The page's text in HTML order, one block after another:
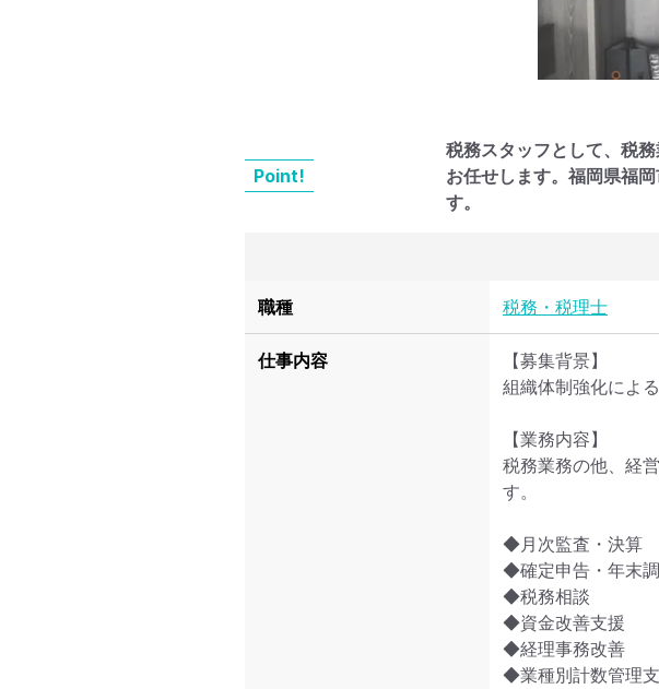
Point!
税務スタッフとして、税
お任せします。福岡県福
す。
職種 税務・税理士
仕事内容
【募集背景】
組織体制強化による
【業務内容】
税務業務の他、経
す。
◆月次監査・決算
◆確定申告・年末
◆税務相談
◆資金改善支援
◆経理事務改善
◆業種別計数管理